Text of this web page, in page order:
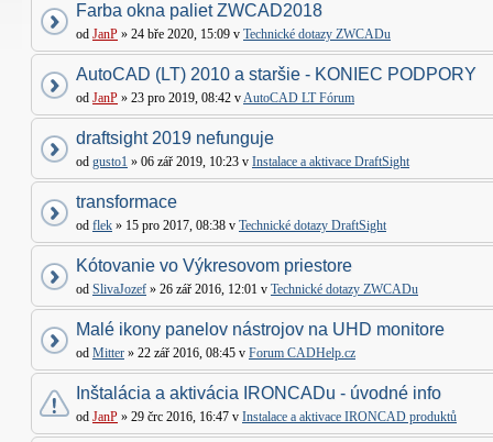
Farba okna paliet ZWCAD2018
od JanP » 24 bře 2020, 15:09 v Technické dotazy ZWCADu
AutoCAD (LT) 2010 a staršie - KONIEC PODPORY
od JanP » 23 pro 2019, 08:42 vAutoCAD LT Fórum
draftsight 2019 nefunguje
od gusto1 » 06 zář 2019, 10:23 v Instalace a aktivace DraftSight
transformace
od flek » 15 pro 2017, 08:38 v Technické dotazy DraftSight
Kótovanie vo Výkresovom priestore
od SlivaJozef » 26 zář 2016, 12:01 v Technické dotazy ZWCADu
Malé ikony panelov nástrojov na UHD monitore
od Mitter » 22 zář 2016, 08:45 v Forum CADHelp.cz
Inštalácia a aktivácia IRONCADu - úvodné info
od JanP » 29 črc 2016, 16:47 v Instalace a aktivace IRONCAD produktů